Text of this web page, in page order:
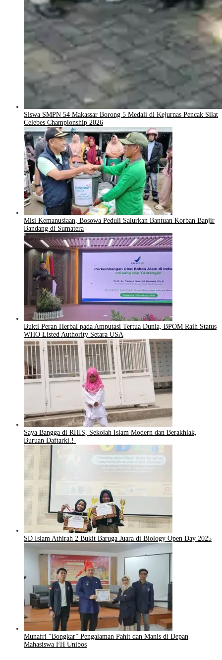
Siswa SMPN 54 Makassar Borong 5 Medali di Kejurnas Pencak Silat
Celebes Championship 2026
Misi Kemanusiaan, Bosowa Peduli Salurkan Bantuan Korban Banjir
Bandang di Sumatera
Bukti Peran Herbal pada Amputasi Tertua Dunia, BPOM Raih Status
WHO Listed Authority Setara USA
Saya Bangga di RHIS, Sekolah Islam Modern dan Berakhlak,
Buruan Daftarki.!
SD Islam Athirah 2 Bukit Baruga Juara di Biology Open Day 2025
Munafri “Bongkar” Pengalaman Pahit dan Manis di Depan
Mahasiswa FH Unibos